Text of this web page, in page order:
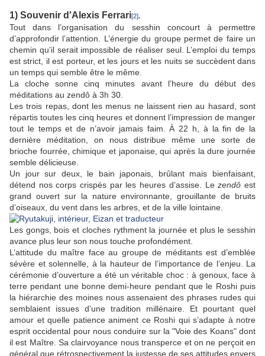
1) Souvenir d'Alexis Ferrari[2].
Tout dans l’organisation du sesshin concourt à permettre
d’approfondir l’attention. L’énergie du groupe permet de faire un
chemin qu’il serait impossible de réaliser seul. L’emploi du temps
est strict, il est porteur, et les jours et les nuits se succèdent dans
un temps qui semble être le même.
La cloche sonne cinq minutes avant l’heure du début des
méditations au zendô à 3h 30.
Les trois repas, dont les menus ne laissent rien au hasard, sont
répartis toutes les cinq heures et donnent l’impression de manger
tout le temps et de n’avoir jamais faim. À 22 h, à la fin de la
dernière méditation, on nous distribue même une sorte de
brioche fourrée, chimique et japonaise, qui après la dure journée
semble délicieuse.
Un jour sur deux, le bain japonais, brûlant mais bienfaisant,
détend nos corps crispés par les heures d’assise. Lezendô est
grand ouvert sur la nature environnante, grouillante de bruits
d’oiseaux, du vent dans les arbres, et de la ville lointaine.
Les gongs, bois et cloches rythment la journée et plus le sesshin
avance plus leur son nous touche profondément.
L’attitude du maître face au groupe de méditants est d’emblée
sévère et solennelle, à la hauteur de l’importance de l’enjeu. La
cérémonie d’ouverture a été un véritable choc : à genoux, face à
terre pendant une bonne demi-heure pendant que le Roshi puis
la hiérarchie des moines nous assenaient des phrases rudes qui
semblaient issues d’une tradition millénaire. Et pourtant quel
amour et quelle patience animent ce Roshi qui s’adapte à notre
esprit occidental pour nous conduire sur la "Voie des Koans" dont
il est Maître. Sa clairvoyance nous transperce et on ne perçoit en
général que rétrospectivement la justesse de ses attitudes envers